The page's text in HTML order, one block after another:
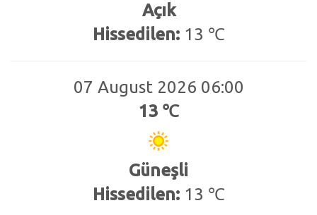
Açık
Hissedilen:13 ℃
07 August 2026 06:00
13 ℃
Güneşli
Hissedilen:13 ℃